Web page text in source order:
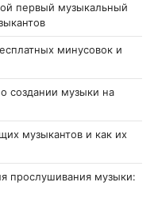
первый музыкальный
минусовок и
создании музыки на
музыкантов и как их
прослушивания музыки: